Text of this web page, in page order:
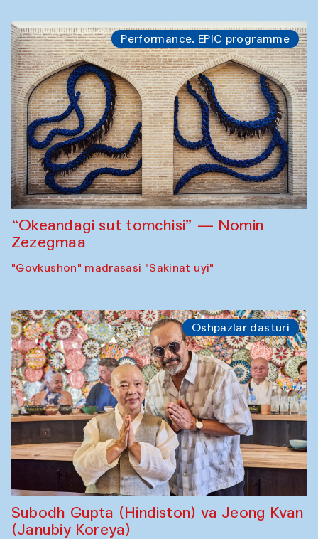
Performance. EPIC programme
“Okeandagi sut tomchisi” — Nomin
Zezegmaa
"Govkushon" madrasasi "Sakinat uyi"
Oshpazlar dasturi
Subodh Gupta (Hindiston) va Jeong Kvan
(Janubiy Koreya)